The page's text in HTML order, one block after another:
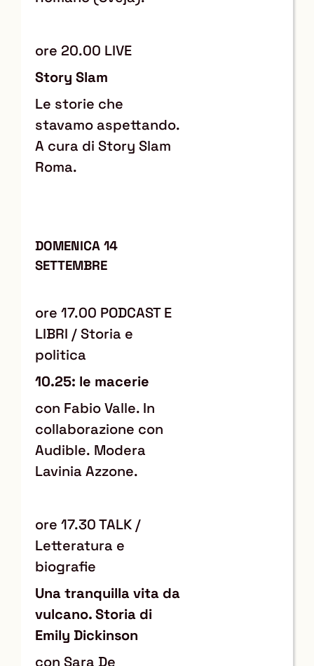
ore 20.00 LIVE
Story Slam
Le storie che
stavamo aspettando.
A cura di Story Slam
Roma.
DOMENICA 14
SETTEMBRE
ore 17.00 PODCAST E
LIBRI / Storia e
politica
10.25: le macerie
con Fabio Valle. In
collaborazione con
Audible. Modera
Lavinia Azzone.
ore 17.30 TALK /
Letteratura e
biografie
Una tranquilla vita da
vulcano. Storia di
Emily Dickinson
con Sara De